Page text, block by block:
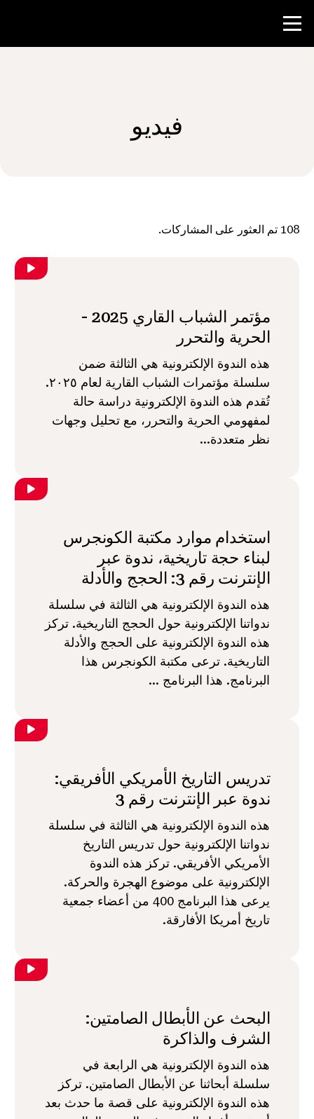
فيديو
108 تم العثور على المشاركات.
مؤتمر الشباب القاري 2025 -
الحرية والتحرر
هذه الندوة الإلكترونية هي الثالثة ضمن
سلسلة مؤتمرات الشباب القارية لعام ٢٠٢٥.
تُقدم هذه الندوة الإلكترونية دراسة حالة
لمفهومي الحرية والتحرر، مع تحليل وجهات
نظر متعددة...
استخدام موارد مكتبة الكونجرس
لبناء حجة تاريخية، ندوة عبر
الإنترنت رقم 3: الحجج والأدلة
هذه الندوة الإلكترونية هي الثالثة في سلسلة
ندواتنا الإلكترونية حول الحجج التاريخية. تركز
هذه الندوة الإلكترونية على الحجج والأدلة
التاريخية. ترعى مكتبة الكونجرس هذا
البرنامج. هذا البرنامج ...
تدريس التاريخ الأمريكي الأفريقي:
ندوة عبر الإنترنت رقم 3
هذه الندوة الإلكترونية هي الثالثة في سلسلة
ندواتنا الإلكترونية حول تدريس التاريخ
الأمريكي الأفريقي. تركز هذه الندوة
الإلكترونية على موضوع الهجرة والحركة.
يرعى هذا البرنامج 400 من أعضاء جمعية
تاريخ أمريكا الأفارقة.
البحث عن الأبطال الصامتين:
الشرف والذاكرة
هذه الندوة الإلكترونية هي الرابعة في
سلسلة أبحاثنا عن الأبطال الصامتين. تركز
هذه الندوة الإلكترونية على قصة ما حدث بعد